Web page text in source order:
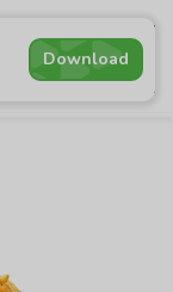
Download
Burgers Сombo